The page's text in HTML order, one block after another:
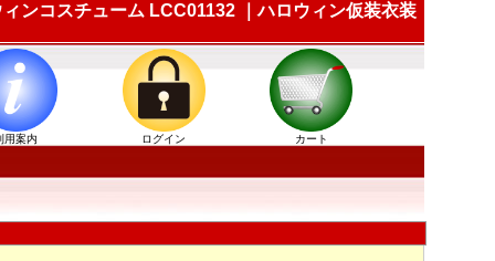
ンコスチューム LCC01132 ｜ハロウィン仮装衣装
用案内 ログイン カート